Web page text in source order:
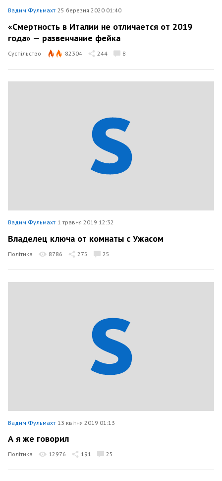
Вадим Фульмахт 25 березня 2020 01:40
«Смертность в Италии не отличается от 2019
года» — развенчание фейка
Суспільство 82304 244 8
Вадим Фульмахт 1 травня 2019 12:32
Владелец ключа от комнаты с Ужасом
Політика 8786 275 25
Вадим Фульмахт 13 квітня 2019 01:13
А я же говорил
Політика 12976 191 25